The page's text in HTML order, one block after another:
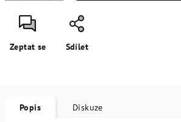
Zeptat se Sdílet
Popis Diskuze